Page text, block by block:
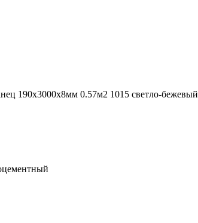
190х3000х8мм 0.57м2 1015 светло-бежевый